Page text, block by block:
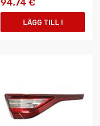
94,74 €
LÄGG TILL I